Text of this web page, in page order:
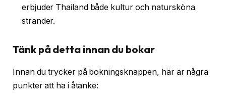
erbjuder Thailand både kultur och natursköna
stränder.
Tänk på detta innan du bokar
Innan du trycker på bokningsknappen, här är några
punkter att ha i åtanke: